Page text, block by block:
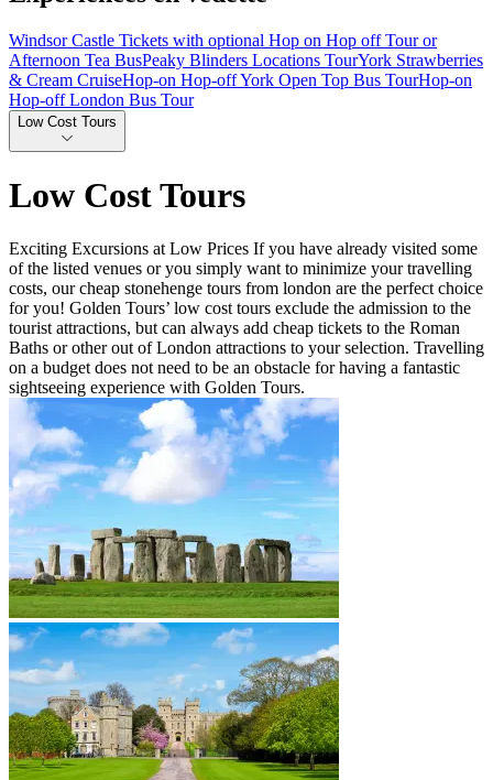
Windsor Castle Tickets with optional Hop on Hop off Tour or
Afternoon Tea BusPeaky Blinders Locations TourYork Strawberries
& Cream CruiseHop-on Hop-off York Open Top Bus TourHop-on
Hop-off London Bus Tour
Low Cost Tours
Low Cost Tours
Exciting Excursions at Low Prices If you have already visited some
of the listed venues or you simply want to minimize your travelling
costs, our cheap stonehenge tours from london are the perfect choice
for you! Golden Tours’ low cost tours exclude the admission to the
tourist attractions, but can always add cheap tickets to the Roman
Baths or other out of London attractions to your selection. Travelling
on a budget does not need to be an obstacle for having a fantastic
sightseeing experience with Golden Tours.